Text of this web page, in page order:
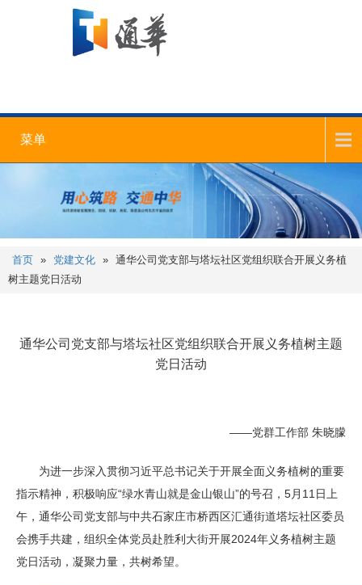
菜单
首页 » 党建文化 » 通华公司党支部与塔坛社区党组织联合开展义务植
树主题党日活动
通华公司党支部与塔坛社区党组织联合开展义务植树主题
党日活动
——党群工作部 朱晓朦
为进一步深入贯彻习近平总书记关于开展全面义务植树的重要
指示精神，积极响应“绿水青山就是金山银山”的号召，5月11日上
午，通华公司党支部与中共石家庄市桥西区汇通街道塔坛社区委员
会携手共建，组织全体党员赴胜利大街开展2024年义务植树主题
党日活动，凝聚力量，共树希望。